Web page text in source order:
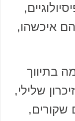
איכשהו,
בתיווך
שלילי,
שקורים,